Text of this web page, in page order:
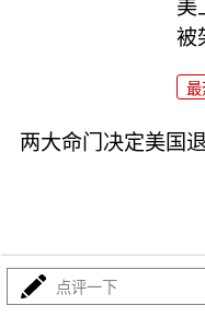
美
被
最
两大命门决定美国
最热 点评一下